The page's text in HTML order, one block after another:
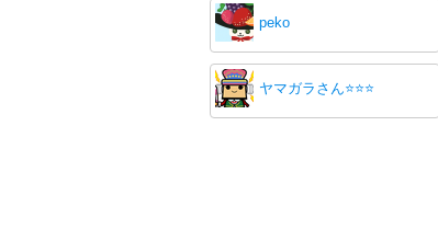
peko
ヤマガラさん⭐⭐⭐